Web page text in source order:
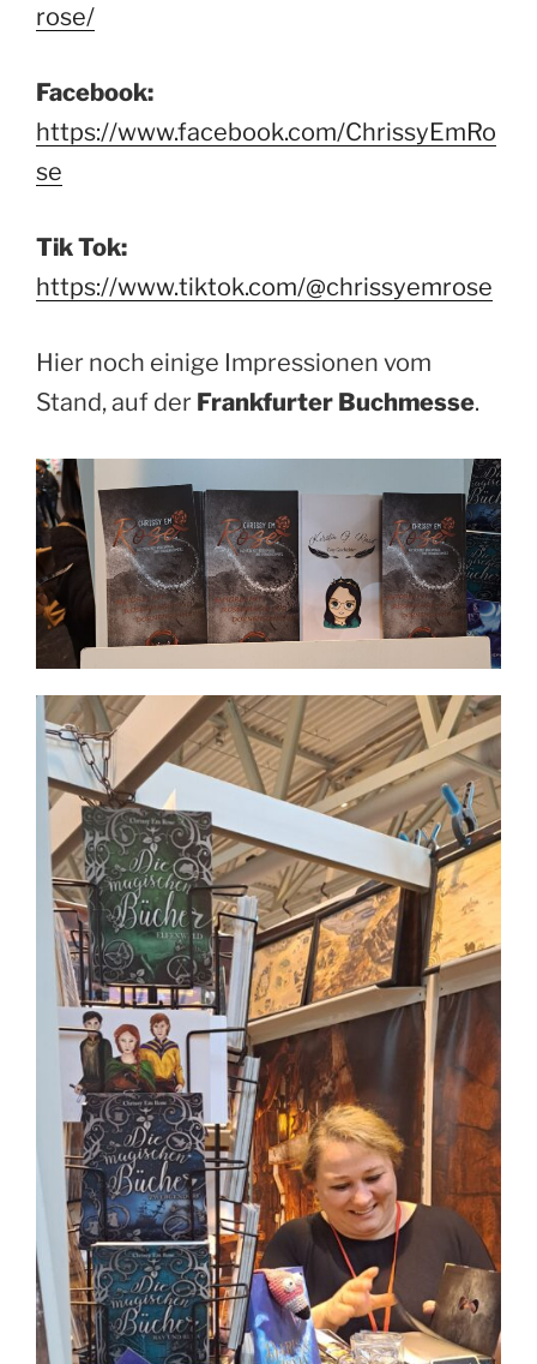
rose/
Facebook:
https://www.facebook.com/ChrissyEmRo
se
Tik Tok:
https://www.tiktok.com/@chrissyemrose
Hier noch einige Impressionen vom
Stand, auf der Frankfurter Buchmesse.